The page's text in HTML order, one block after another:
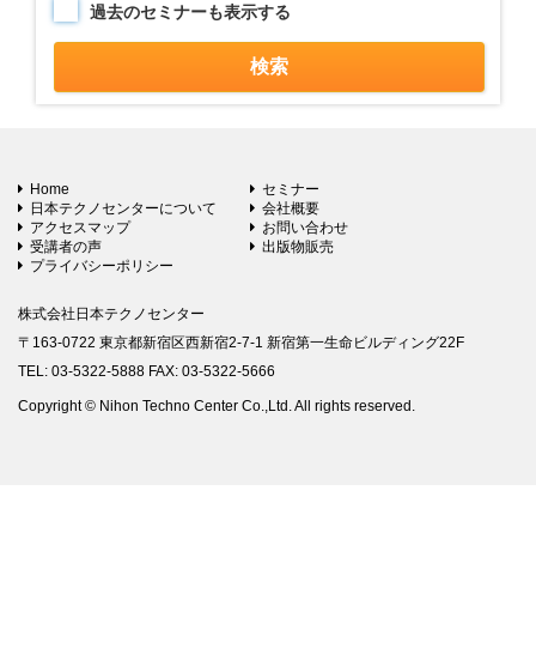
過去のセミナーも表示する
Home
セミナー
日本テクノセンターについて
会社概要
アクセスマップ
お問い合わせ
受講者の声
出版物販売
プライバシーポリシー
株式会社日本テクノセンター
〒163-0722 東京都新宿区西新宿2-7-1 新宿第一生命ビルディング22F
TEL: 03-5322-5888 FAX: 03-5322-5666
Copyright © Nihon Techno Center Co.,Ltd. All rights reserved.